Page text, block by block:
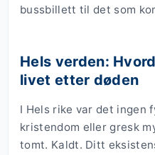
bussbillett til det som
Hels verden:
livet etter døden
I Hels rike var det ingen
kristendom eller gresk
tomt. Kaldt. Ditt